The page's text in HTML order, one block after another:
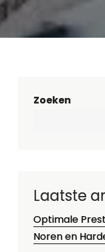
Zoeken
Laatste
Optimale
Noren en